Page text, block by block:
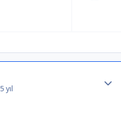
topic overview
5 yıl